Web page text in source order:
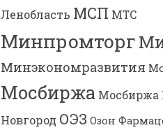
Ленобласть МСП МТС
Минпромторг
Минэкономразвития
Мосбиржа Мосбиржа
Новгород ОЭЗ Озон